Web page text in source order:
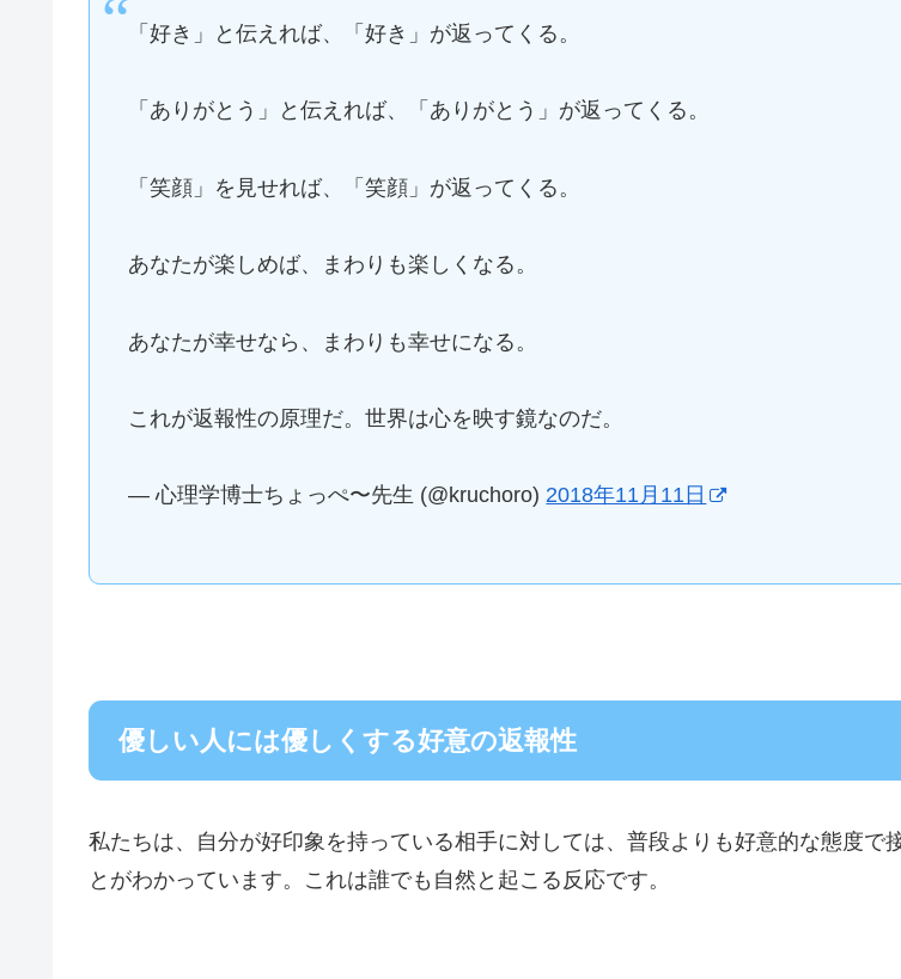
「好き」と伝えれば、「好き」が返ってくる。
「ありがとう」と伝えれば、「ありがとう」が返ってくる。
「笑顔」を見せれば、「笑顔」が返ってくる。
あなたが楽しめば、まわりも楽しくなる。
あなたが幸せなら、まわりも幸せになる。
これが返報性の原理だ。世界は心を映す鏡なのだ。
— 心理学博士ちょっぺ〜先生 (@kruchoro) 2018年11月11日
優しい人には優しくする好意の返報性
私たちは、自分が好印象を持っている相手に対しては、普段よりも好意的な態度で
とがわかっています。これは誰でも自然と起こる反応です。